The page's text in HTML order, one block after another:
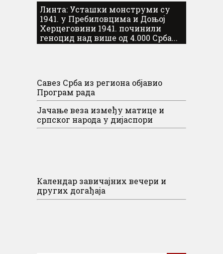
Линта: Усташки монструми су
1941. у Пребиловцима и Доњој
Херцеговини 1941. починили
геноцид над више од 4.000 Срба...
Савез Срба из региона објавио
Програм рада
Јачање веза између матице и
српског народа у дијаспори
Календар завичајних вечери и
других догађаја